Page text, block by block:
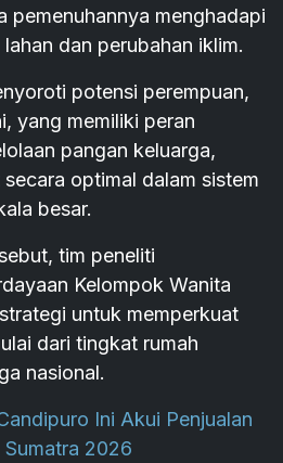
pemenuhannya menghadapi
dan perubahan iklim.
potensi perempuan,
yang memiliki peran
pangan keluarga,
optimal dalam sistem
besar.
tim peneliti
Kelompok Wanita
untuk memperkuat
dari tingkat rumah
nasional.
Ini Akui Penjualan
2026